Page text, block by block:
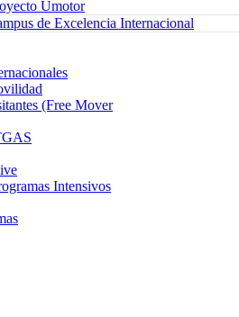
Umotor
de Excelencia Internacional
(Free Mover
Intensivos